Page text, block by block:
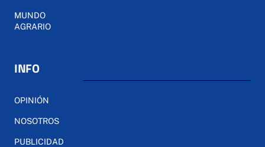
MUNDO
AGRARIO
INFO
OPINIÓN
NOSOTROS
PUBLICIDAD